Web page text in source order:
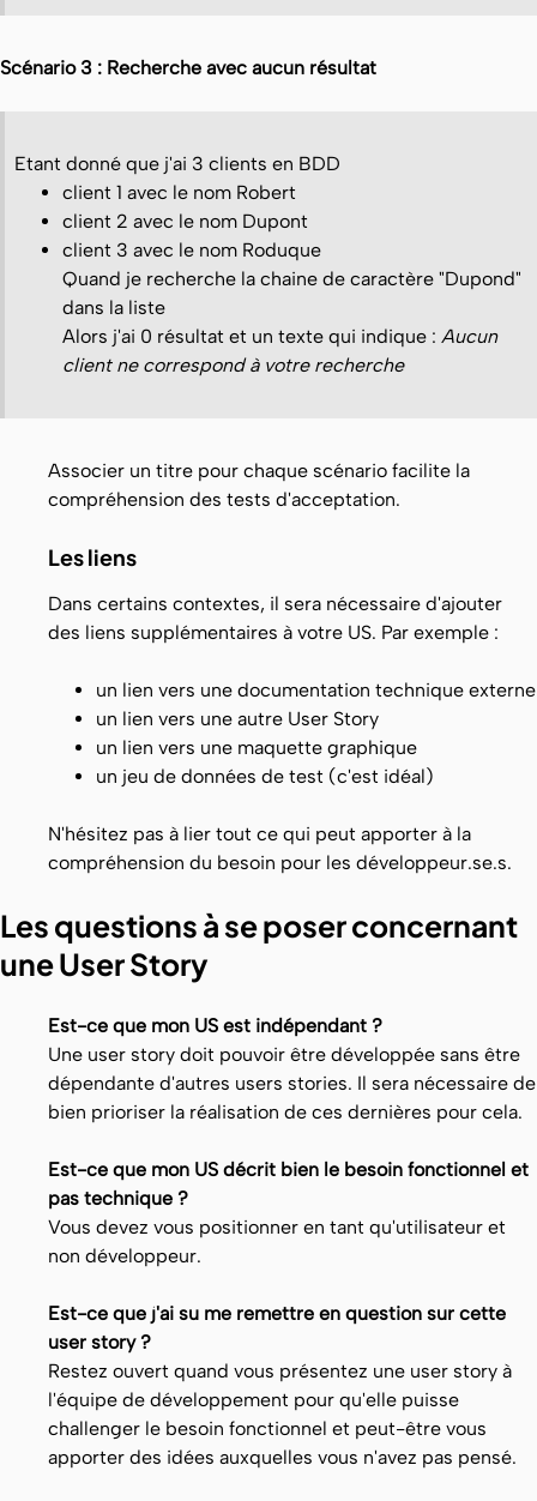
Scénario 3 : Recherche avec aucun résultat
Etant donné que j'ai 3 clients en BDD
client 1 avec le nom Robert
client 2 avec le nom Dupont
client 3 avec le nom Roduque
Quand je recherche la chaine de caractère "Dupond"
dans la liste
Alors j'ai 0 résultat et un texte qui indique : Aucun
client ne correspond à votre recherche
Associer un titre pour chaque scénario facilite la
compréhension des tests d'acceptation.
Les liens
Dans certains contextes, il sera nécessaire d'ajouter
des liens supplémentaires à votre US. Par exemple :
un lien vers une documentation technique externe
un lien vers une autre User Story
un lien vers une maquette graphique
un jeu de données de test (c'est idéal)
N'hésitez pas à lier tout ce qui peut apporter à la
compréhension du besoin pour les développeur.se.s.
Les questions à se poser concernant
une User Story
Est-ce que mon US est indépendant ?
Une user story doit pouvoir être développée sans être
dépendante d'autres users stories. Il sera nécessaire de
bien prioriser la réalisation de ces dernières pour cela.
Est-ce que mon US décrit bien le besoin fonctionnel et
pas technique ?
Vous devez vous positionner en tant qu'utilisateur et
non développeur.
Est-ce que j'ai su me remettre en question sur cette
user story ?
Restez ouvert quand vous présentez une user story à
l'équipe de développement pour qu'elle puisse
challenger le besoin fonctionnel et peut-être vous
apporter des idées auxquelles vous n'avez pas pensé.